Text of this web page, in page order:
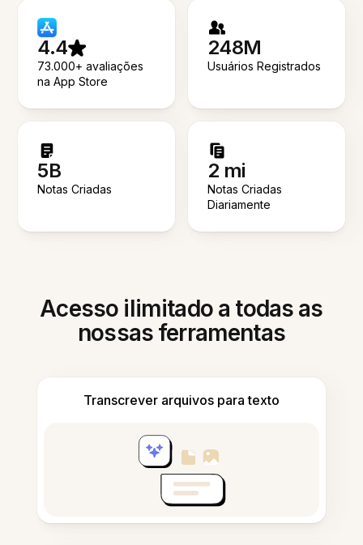
4.4
73.000+ avaliações
na App Store
248M
Usuários Registrados
5B
Notas Criadas
2 mi
Notas Criadas
Diariamente
Acesso ilimitado a todas as
nossas ferramentas
Transcrever arquivos para texto